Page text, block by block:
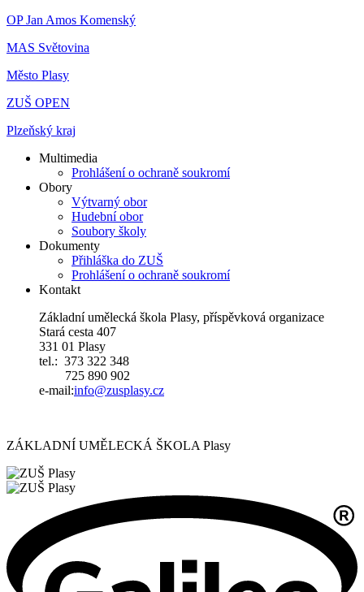
OP Jan Amos Komenský
MAS Světovina
Město Plasy
ZUŠ OPEN
Plzeňský kraj
Multimedia
Prohlášení o ochraně soukromí
Obory
Výtvarný obor
Hudební obor
Soubory školy
Dokumenty
Přihláška do ZUŠ
Prohlášení o ochraně soukromí
Kontakt
Základní umělecká škola Plasy, příspěvková organizace
Stará cesta 407
331 01 Plasy
tel.: 373 322 348
725 890 902
e-mail:info@zusplasy.cz
ZÁKLADNÍ UMĚLECKÁ ŠKOLA Plasy